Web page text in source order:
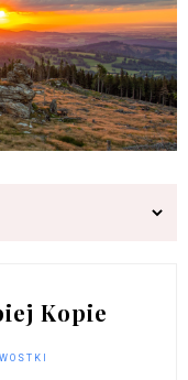
Kopie